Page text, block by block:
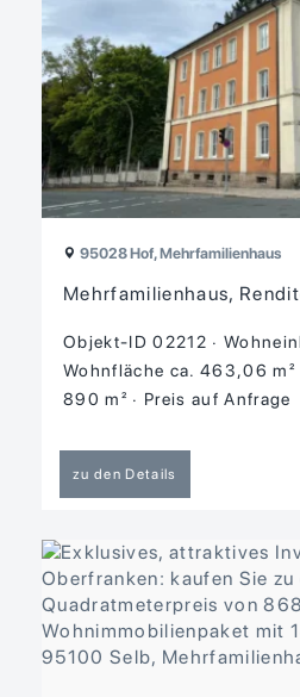
95028 Hof, Mehrfamilienhaus
Mehrfamilienhaus,
Objekt-ID 02212
Wohnfläche ca. 463,06 m²
890 m²
Preis auf Anfrage
zu den Details